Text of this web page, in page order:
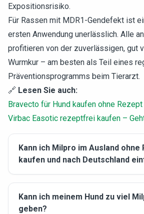
Expositionsrisiko.
Für Rassen mit MDR1-Gendefekt ist
ersten Anwendung unerlässlich. Alle
profitieren von der zuverlässigen, gut
Wurmkur – am besten als Teil eines
Präventionsprogramms beim Tierarzt.
🔗 Lesen Sie auch:
Bravecto für Hund kaufen ohne
Virbac Easotic rezeptfrei kaufen –
Kann ich Milpro im Ausland ohne
kaufen und nach Deutschland
Kann ich meinem Hund zu viel
geben?